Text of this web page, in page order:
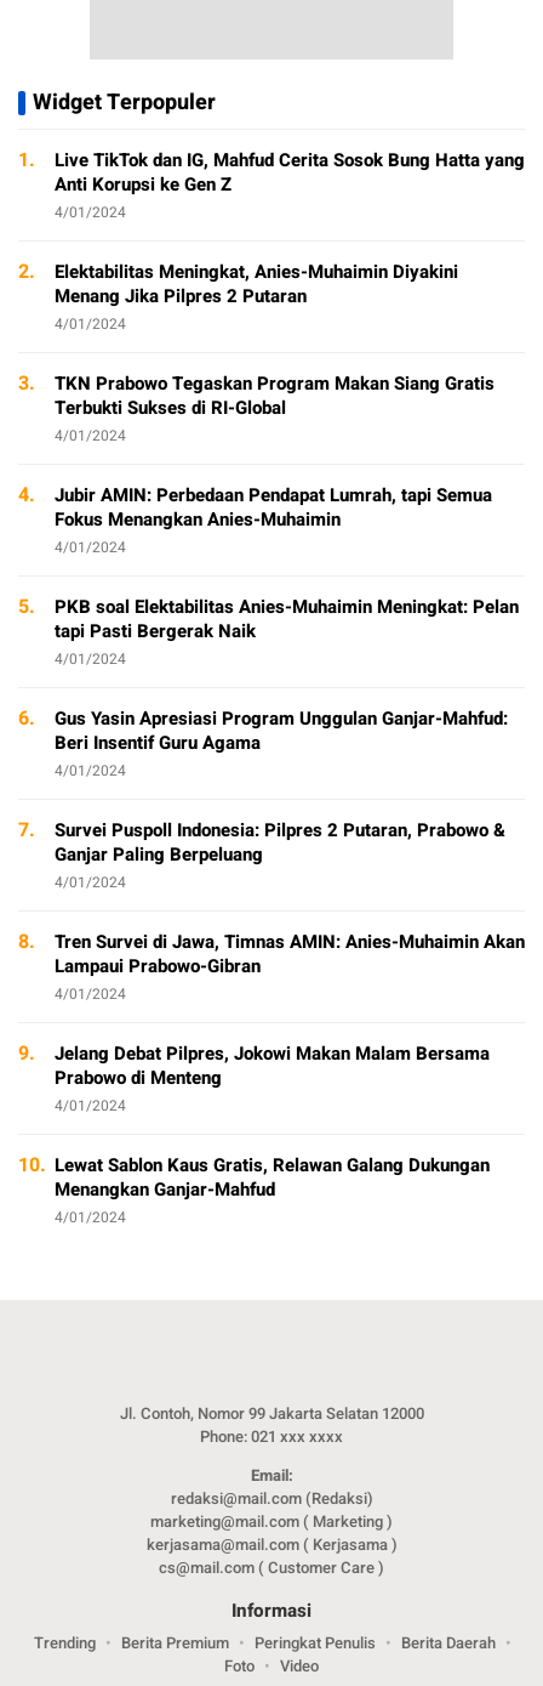
Widget Terpopuler
1.
Live TikTok dan IG, Mahfud Cerita Sosok Bung Hatta yang
Anti Korupsi ke Gen Z
4/01/2024
2.
Elektabilitas Meningkat, Anies-Muhaimin Diyakini
Menang Jika Pilpres 2 Putaran
4/01/2024
3.
TKN Prabowo Tegaskan Program Makan Siang Gratis
Terbukti Sukses di RI-Global
4/01/2024
4.
Jubir AMIN: Perbedaan Pendapat Lumrah, tapi Semua
Fokus Menangkan Anies-Muhaimin
4/01/2024
5.
PKB soal Elektabilitas Anies-Muhaimin Meningkat: Pelan
tapi Pasti Bergerak Naik
4/01/2024
6.
Gus Yasin Apresiasi Program Unggulan Ganjar-Mahfud:
Beri Insentif Guru Agama
4/01/2024
7.
Survei Puspoll Indonesia: Pilpres 2 Putaran, Prabowo &
Ganjar Paling Berpeluang
4/01/2024
8.
Tren Survei di Jawa, Timnas AMIN: Anies-Muhaimin Akan
Lampaui Prabowo-Gibran
4/01/2024
9.
Jelang Debat Pilpres, Jokowi Makan Malam Bersama
Prabowo di Menteng
4/01/2024
10. Lewat Sablon Kaus Gratis, Relawan Galang Dukungan
Menangkan Ganjar-Mahfud
4/01/2024
Jl. Contoh, Nomor 99 Jakarta Selatan 12000
Phone: 021 xxx xxxx
Email:
redaksi@mail.com (Redaksi)
marketing@mail.com ( Marketing )
kerjasama@mail.com ( Kerjasama )
cs@mail.com ( Customer Care )
Informasi
Trending Berita Premium Peringkat Penulis
Berita Daerah
Foto
Video